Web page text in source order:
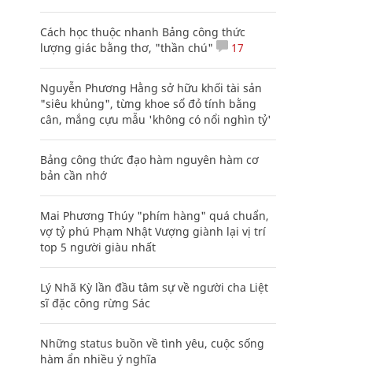
Cách học thuộc nhanh Bảng công thức
lượng giác bằng thơ, "thần chú"
17
Nguyễn Phương Hằng sở hữu khối tài sản
"siêu khủng", từng khoe sổ đỏ tính bằng
cân, mắng cựu mẫu 'không có nổi nghìn tỷ'
Bảng công thức đạo hàm nguyên hàm cơ
bản cần nhớ
Mai Phương Thúy "phím hàng" quá chuẩn,
vợ tỷ phú Phạm Nhật Vượng giành lại vị trí
top 5 người giàu nhất
Lý Nhã Kỳ lần đầu tâm sự về người cha Liệt
sĩ đặc công rừng Sác
Những status buồn về tình yêu, cuộc sống
hàm ẩn nhiều ý nghĩa